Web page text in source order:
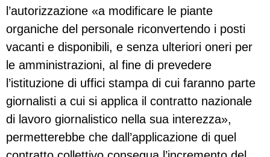
l’autorizzazione «a modificare le piante
organiche del personale riconvertendo i posti
vacanti e disponibili, e senza ulteriori oneri per
le amministrazioni, al fine di prevedere
l’istituzione di uffici stampa di cui faranno parte
giornalisti a cui si applica il contratto nazionale
di lavoro giornalistico nella sua interezza»,
permetterebbe che dall’applicazione di quel